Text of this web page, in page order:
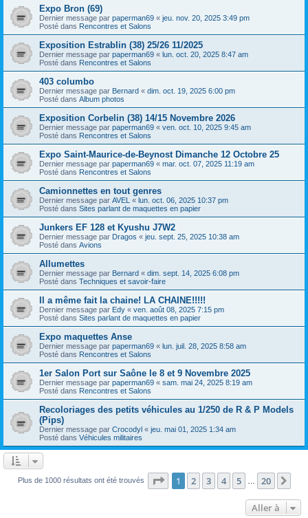
Expo Bron (69)
Dernier message par paperman69 « jeu. nov. 20, 2025 3:49 pm
Posté dans Rencontres et Salons
Exposition Estrablin (38) 25/26 11/2025
Dernier message par paperman69 « lun. oct. 20, 2025 8:47 am
Posté dans Rencontres et Salons
403 columbo
Dernier message par Bernard « dim. oct. 19, 2025 6:00 pm
Posté dans Album photos
Exposition Corbelin (38) 14/15 Novembre 2026
Dernier message par paperman69 « ven. oct. 10, 2025 9:45 am
Posté dans Rencontres et Salons
Expo Saint-Maurice-de-Beynost Dimanche 12 Octobre 25
Dernier message par paperman69 « mar. oct. 07, 2025 11:19 am
Posté dans Rencontres et Salons
Camionnettes en tout genres
Dernier message par AVEL « lun. oct. 06, 2025 10:37 pm
Posté dans Sites parlant de maquettes en papier
Junkers EF 128 et Kyushu J7W2
Dernier message par Dragos « jeu. sept. 25, 2025 10:38 am
Posté dans Avions
Allumettes
Dernier message par Bernard « dim. sept. 14, 2025 6:08 pm
Posté dans Techniques et savoir-faire
Il a même fait la chaine! LA CHAINE!!!!!
Dernier message par Edy « ven. août 08, 2025 7:15 pm
Posté dans Sites parlant de maquettes en papier
Expo maquettes Anse
Dernier message par paperman69 « lun. juil. 28, 2025 8:58 am
Posté dans Rencontres et Salons
1er Salon Port sur Saône le 8 et 9 Novembre 2025
Dernier message par paperman69 « sam. mai 24, 2025 8:19 am
Posté dans Rencontres et Salons
Recoloriages des petits véhicules au 1/250 de R & P Models
(Pips)
Dernier message par Crocodyl « jeu. mai 01, 2025 1:34 am
Posté dans Véhicules militaires
Plus de 1000 résultats ont été trouvés Page 1sur20
1 2 3 4 5 20
Aller à